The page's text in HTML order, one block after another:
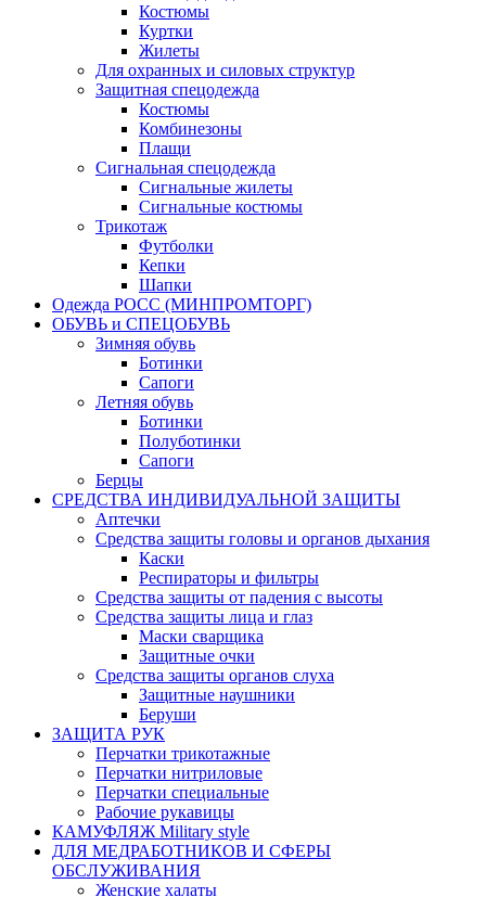
Костюмы
Куртки
Жилеты
Для охранных и силовых структур
Защитная спецодежда
Костюмы
Комбинезоны
Плащи
Сигнальная спецодежда
Сигнальные жилеты
Сигнальные костюмы
Трикотаж
Футболки
Кепки
Шапки
Одежда РОСС (МИНПРОМТОРГ)
ОБУВЬ и СПЕЦОБУВЬ
Зимняя обувь
Ботинки
Сапоги
Летняя обувь
Ботинки
Полуботинки
Сапоги
Берцы
СРЕДСТВА ИНДИВИДУАЛЬНОЙ ЗАЩИТЫ
Аптечки
Средства защиты головы и органов дыхания
Каски
Респираторы и фильтры
Средства защиты от падения с высоты
Средства защиты лица и глаз
Маски сварщика
Защитные очки
Средства защиты органов слуха
Защитные наушники
Беруши
ЗАЩИТА РУК
Перчатки трикотажные
Перчатки нитриловые
Перчатки специальные
Рабочие рукавицы
КАМУФЛЯЖ Military style
ДЛЯ МЕДРАБОТНИКОВ И СФЕРЫ
ОБСЛУЖИВАНИЯ
Женские халаты